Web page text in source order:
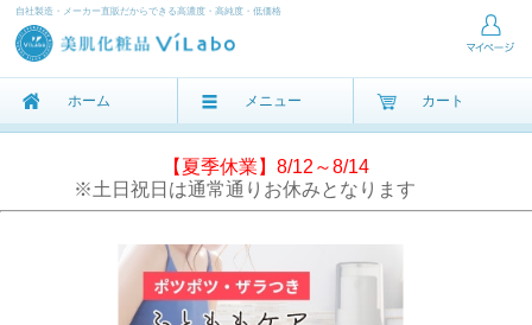
自社製造・メーカー直販だからできる高濃度・高純度・低価格
ホーム メニュー カート
【夏季休業】8/12～8/14
※土日祝日は通常通りお休みとなります